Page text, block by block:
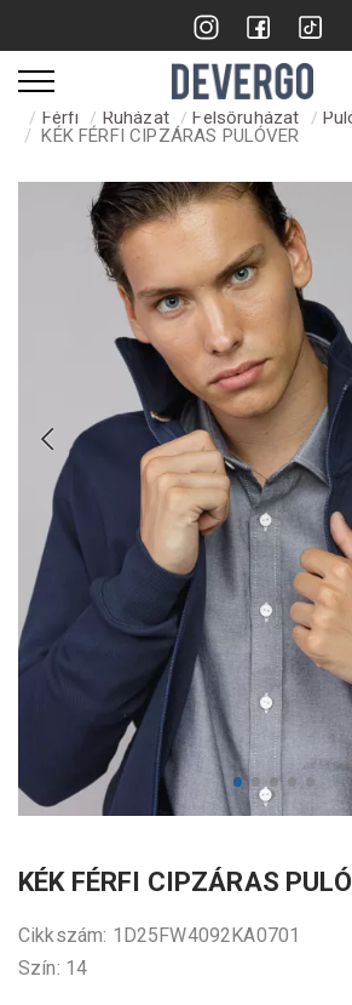
Férfi Ruházat Felsőruházat
KÉK FÉRFI CIPZÁRAS PULÓVER
KÉK FÉRFI CIPZÁRAS
Cikkszám: 1D25FW4092KA0701
Szín: 14